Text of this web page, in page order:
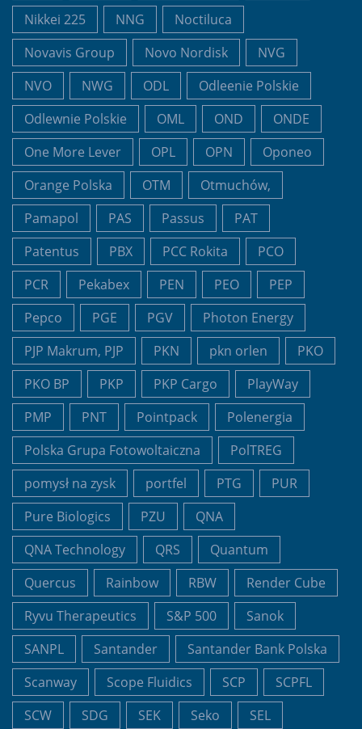
Nikkei 225
NNG
Noctiluca
Novavis Group
Novo Nordisk
NVG
NVO
NWG ODL
Odleenie Polskie
Odlewnie Polskie
OML OND
ONDE
One More Lever
OPL OPN
Oponeo
Orange Polska
OTM
Otmuchów,
Pamapol
PAS Passus
PAT
Patentus
PBX PCC Rokita
PCO
PCR
Pekabex PEN PEO
PEP
Pepco
PGE PGV
Photon Energy
PJP Makrum, PJP
PKN pkn orlen
PKO
PKO BP
PKP PKP Cargo
PlayWay
PMP
PNT Pointpack
Polenergia
Polska Grupa Fotowoltaiczna
PolTREG
pomysł na zysk
portfel PTG
PUR
Pure Biologics
PZU
QNA
QNA Technology
QRS
Quantum
Quercus
Rainbow RBW
Render Cube
Ryvu Therapeutics
S&P 500
Sanok
SANPL
Santander
Santander Bank Polska
Scanway
Scope Fluidics SCP
SCPFL
SCW
SDG SEK Seko
SEL